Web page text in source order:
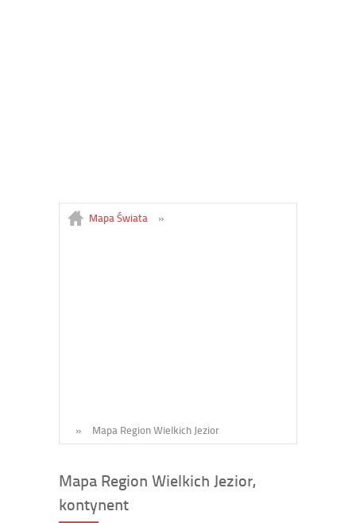
Mapa Świata »
» Mapa Region Wielkich Jezior
Mapa Region Wielkich Jezior,
kontynent